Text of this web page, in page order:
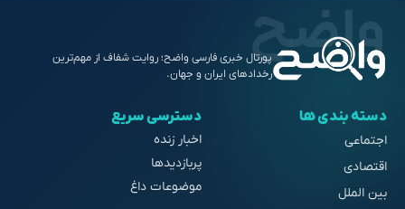
پورتال خبری فارسی واضح؛ روایت شفاف از مهم‌ترین
رخدادهای ایران و جهان.
دسته بندی ها
اجتماعی
اقتصادی
بین الملل
دسترسی سریع
اخبار زنده
پربازدیدها
موضوعات داغ